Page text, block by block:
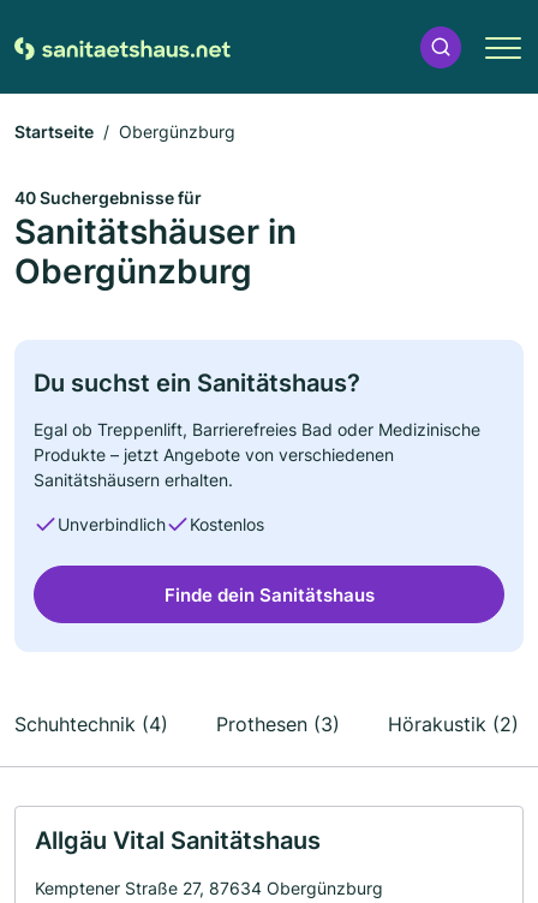
Startseite Obergünzburg
40 Suchergebnisse für
Sanitätshäuser in
Obergünzburg
Du suchst ein Sanitätshaus?
Egal ob Treppenlift, Barrierefreies Bad oder Medizinische
Produkte – jetzt Angebote von verschiedenen
Sanitätshäusern erhalten.
Unverbindlich Kostenlos
Finde dein Sanitätshaus
Schuhtechnik (4) Prothesen (3) Hörakustik (2)
Allgäu Vital Sanitätshaus
Kemptener Straße 27, 87634 Obergünzburg